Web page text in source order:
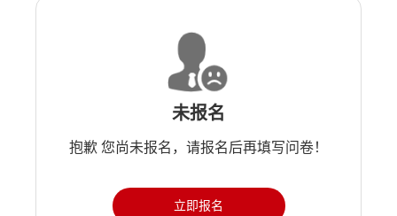
未报名
抱歉 您尚未报名，请报名后再填写问卷！
立即报名